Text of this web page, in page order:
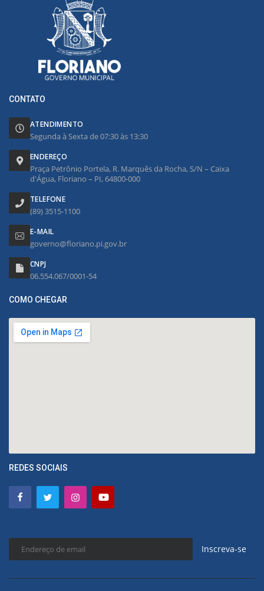
CONTATO
ATENDIMENTO
Segunda à Sexta de 07:30 às 13:30
ENDEREÇO
Praça Petrônio Portela, R. Marquês da Rocha, S/N – Caixa
d'Água, Floriano – PI, 64800-000
TELEFONE
(89) 3515-1100
E-MAIL
governo@floriano.pi.gov.br
CNPJ
06.554.067/0001-54
COMO CHEGAR
REDES SOCIAIS
Inscreva-se